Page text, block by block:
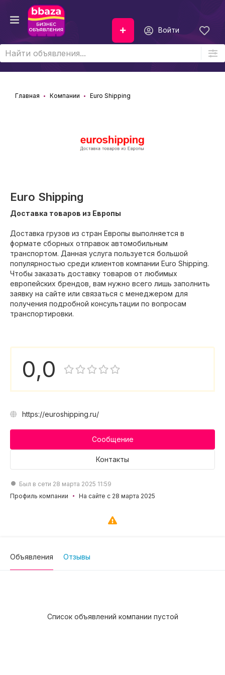
Войти
Главная Компании Euro Shipping
Euro Shipping
Доставка товаров из Европы
Доставка грузов из стран Европы выполняется в
формате сборных отправок автомобильным
транспортом. Данная услуга пользуется большой
популярностью среди клиентов компании Euro Shipping.
Чтобы заказать доставку товаров от любимых
европейских брендов, вам нужно всего лишь заполнить
заявку на сайте или связаться с менеджером для
получения подробной консультации по вопросам
транспортировки.
0,0
https://euroshipping.ru/
Сообщение
Контакты
Был в сети 28 марта 2025 11:59
Профиль компании
На сайте с 28 марта 2025
Объявления Отзывы
Список объявлений компании пустой